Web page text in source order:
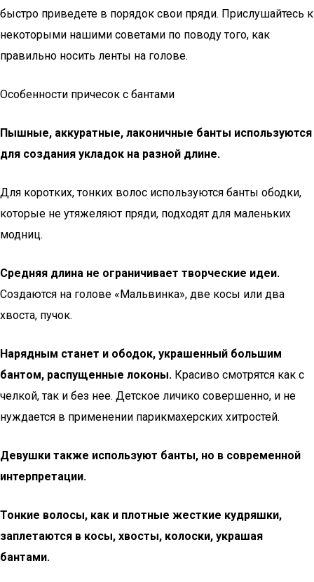
быстро приведете в порядок свои пряди. Прислушайтесь к
некоторыми нашими советами по поводу того, как
правильно носить ленты на голове.
Особенности причесок с бантами
Пышные, аккуратные, лаконичные банты используются
для создания укладок на разной длине.
Для коротких, тонких волос используются банты ободки,
которые не утяжеляют пряди, подходят для маленьких
модниц.
Средняя длина не ограничивает творческие идеи.
Создаются на голове «Мальвинка», две косы или два
хвоста, пучок.
Нарядным станет и ободок, украшенный большим
бантом, распущенные локоны. Красиво смотрятся как с
челкой, так и без нее. Детское личико совершенно, и не
нуждается в применении парикмахерских хитростей.
Девушки также используют банты, но в современной
интерпретации.
Тонкие волосы, как и плотные жесткие кудряшки,
заплетаются в косы, хвосты, колоски, украшая
бантами.